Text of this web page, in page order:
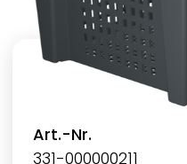
Art.-Nr.
331-000000211